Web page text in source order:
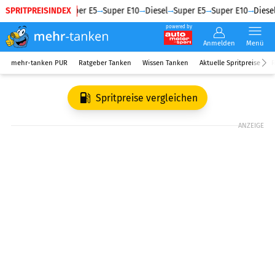
SPRITPREISINDEX
Diesel Super E5 Super E10 Diesel Super E5 Super E10 Diesel
powered by
Anmelden Menü
mehr-tanken PUR Ratgeber Tanken Wissen Tanken Aktuelle Spritpreise
Spritpreise vergleichen
ANZEIGE